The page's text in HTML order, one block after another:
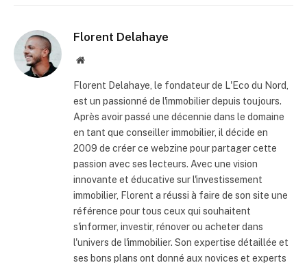
Florent Delahaye
Site
Florent Delahaye, le fondateur de L'Eco du Nord,
est un passionné de l'immobilier depuis toujours.
Après avoir passé une décennie dans le domaine
en tant que conseiller immobilier, il décide en
2009 de créer ce webzine pour partager cette
passion avec ses lecteurs. Avec une vision
innovante et éducative sur l'investissement
immobilier, Florent a réussi à faire de son site une
référence pour tous ceux qui souhaitent
s'informer, investir, rénover ou acheter dans
l'univers de l'immobilier. Son expertise détaillée et
ses bons plans ont donné aux novices et experts